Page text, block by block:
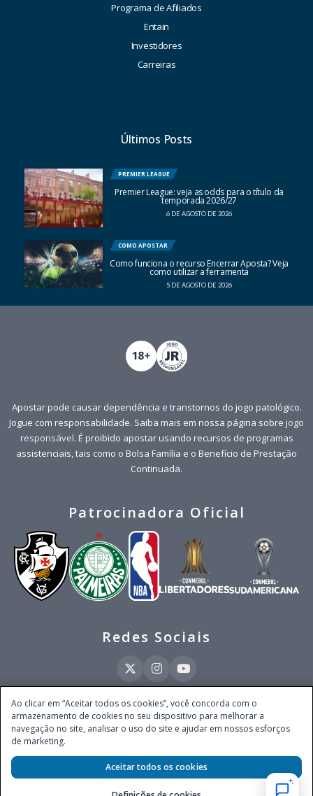
Programa de Afiliados
Entain
Investidores
Carreiras
Últimos Posts
PREMIER LEAGUE
Premier League: veja as odds para o título da
temporada 2026/27
6 DE AGOSTO DE 2026
COMO APOSTAR
Como funciona o recurso Encerrar Aposta? Veja
como utilizar a ferramenta
5 DE AGOSTO DE 2026
Apostar pode causar dependência e transtornos do jogo patológico.
Jogue com responsabilidade. Saiba mais em nossa página sobre jogo
responsável. É proibido apostar usando recursos de programas
assistenciais, tais como o Bolsa Família e o Benefício de Prestação
Continuada.
Patrocinadora Oficial
Redes Sociais
Este site é operado pela Ventmear Brasil LTDA (CNPJ 52.868.380/0001-84), com
endereço na Avenida Brigadeiro Faria Lima, nº 4.055, 3º andar, Itaim Bibi, no
Município de São Paulo, Estado de São Paulo, CEP 04538-133, Brasil - empresa
Secretaria de Prêmios e Apostas do Ministério da Fazenda, conforme Portaria nº
247, de 07.02.2025, publicada no DOU em 11.2.2025.
Ao clicar em “Aceitar todos os cookies”, você concorda com o
armazenamento de cookies no seu dispositivo para melhorar a
navegação no site, analisar o uso do site e ajudar em nossos esforços
de marketing.
Aceitar todos os cookies